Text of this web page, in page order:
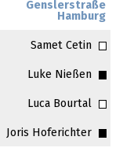
Genslerstraße
Hamburg
Samet Cetin
Luke Nießen
Luca Bourtal
Joris Hoferichter